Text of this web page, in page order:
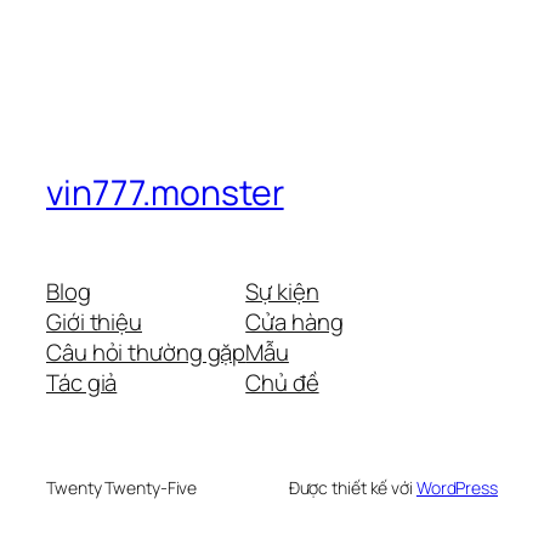
vin777.monster
Blog
Giới thiệu
Câu hỏi thường gặp
Tác giả
Sự kiện
Cửa hàng
Mẫu
Chủ đề
Twenty Twenty-Five Được thiết kế với WordPress